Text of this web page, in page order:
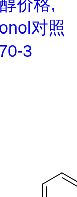
价格,
对照
3